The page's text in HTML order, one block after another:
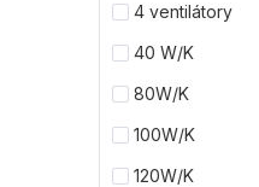
4 ventilátory
40 W/K
80W/K
100W/K
120W/K